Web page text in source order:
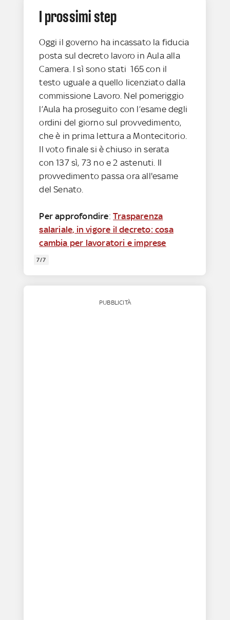
I prossimi step
Oggi il governo ha incassato la fiducia
posta sul decreto lavoro in Aula alla
Camera. I sì sono stati 165 con il
testo uguale a quello licenziato dalla
commissione Lavoro. Nel pomeriggio
l’Aula ha proseguito con l’esame degli
ordini del giorno sul provvedimento,
che è in prima lettura a Montecitorio.
Il voto finale si è chiuso in serata
con 137 sì, 73 no e 2 astenuti. Il
provvedimento passa ora all'esame
del Senato.
Per approfondire:Trasparenza
salariale, in vigore il decreto: cosa
cambia per lavoratori e imprese
7/7
PUBBLICITÀ